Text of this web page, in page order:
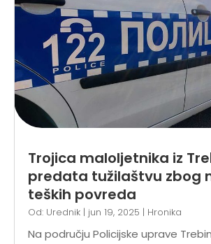
Trojica maloljetnika iz
predata tužilaštvu zbog
teških povreda
Od: Urednik | jun 19, 2025 | Hronika
Na području Policijske uprave